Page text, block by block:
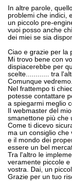
In altre parole,
problemi che indici,
un piccolo pre-
vuoi posso anche
dei miei se sia
Ciao e grazie per la
Mi trovo bene con
dispiacerebbe per
scelte............ tra
Comunque
Nel frattempo ti
potesse contattare
a spiegarmi meglio
Il webmaster del
smanettone più che
Come ti dicevo
ma un consiglio
e il mondo dei
essere un bel
Tra l'altro le
veramente piccole
vostra. Dai, un
Grazie per un tuo